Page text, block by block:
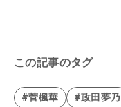
この記事のタグ
#菅楓華 #政田夢乃